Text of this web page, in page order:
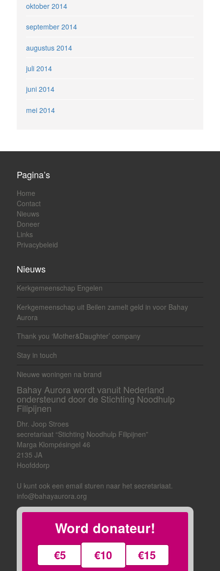
oktober 2014
september 2014
augustus 2014
juli 2014
juni 2014
mei 2014
Pagina’s
Home
Contact
Nieuws
Doneer
Links
Privacybeleid
Nieuws
Kerkgemeenschap Engelen
Kerkgemeenschap uit Beilen zamelt geld in voor Bahay
Aurora
Thank you ‘Mother&Daughter’ company
Stay in touch
Nieuwe woningen na brand
Bahay Aurora wordt vanuit Nederland
ondersteund door de Stichting Noodhulp
Filipijnen
Dhr. Joop Stroes
secretariaat “Stichting Noodhulp Filipijnen”
Marga Klompésingel 46
2135 JA
Hoofddorp
U kunt ook een email sturen naar het secretariaat.
info@bahayaurora.org
Word donateur!
€5 €10 €15